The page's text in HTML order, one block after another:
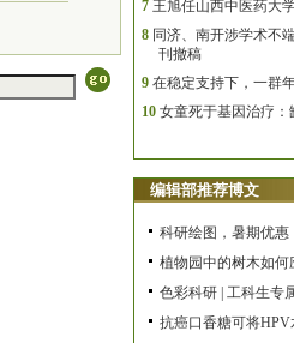
7 王旭任山西中医药大
8 同济、南开涉学术不
刊撤稿
9 在稳定支持下，一群
10 女童死于基因治疗
编辑部推荐博文
科研绘图，暑期优惠
植物园中的树木如
色彩科研 | 工科生专
抗癌口香糖可将HPV